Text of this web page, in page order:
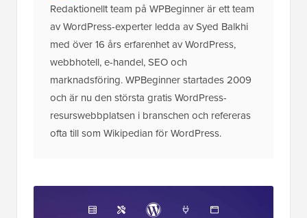
Redaktionellt team på WPBeginner är ett team
av WordPress-experter ledda av Syed Balkhi
med över 16 års erfarenhet av WordPress,
webbhotell, e-handel, SEO och
marknadsföring. WPBeginner startades 2009
och är nu den största gratis WordPress-
resurswebbplatsen i branschen och refereras
ofta till som Wikipedian för WordPress.